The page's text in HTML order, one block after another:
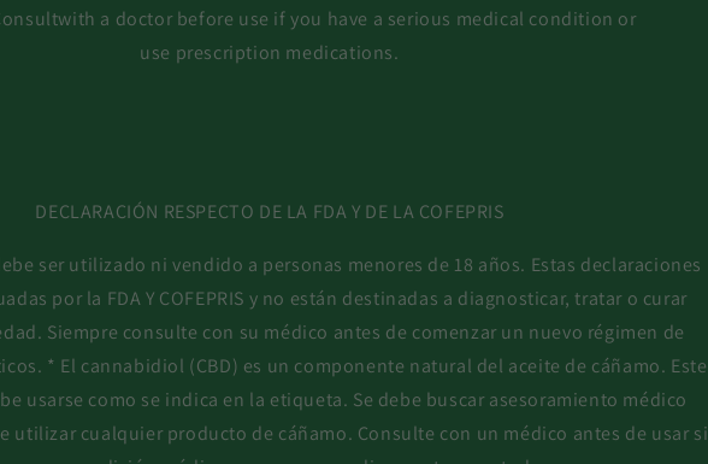
a doctor before use if you have a serious medical condition or
use prescription medications.
DECLARACIÓN RESPECTO DE LA FDA Y DE LA COFEPRIS
ser utilizado ni vendido a personas menores de 18 años. Estas declaraciones
por la FDA Y COFEPRIS y no están destinadas a diagnosticar, tratar o curar
Siempre consulte con su médico antes de comenzar un nuevo régimen de
* El cannabidiol (CBD) es un componente natural del aceite de cáñamo. Este
usarse como se indica en la etiqueta. Se debe buscar asesoramiento médico
utilizar cualquier producto de cáñamo. Consulte con un médico antes de usar si